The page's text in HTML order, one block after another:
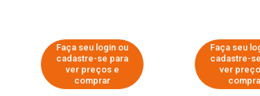
Faça seu login ou
cadastre-se para
ver preços e
comprar
Faça seu
cadastre-
ver